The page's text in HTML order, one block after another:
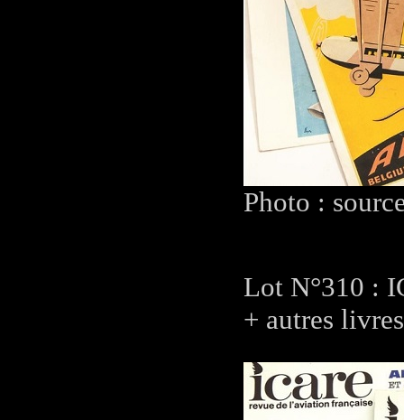
Photo :
Lot N°310 :
+ autres